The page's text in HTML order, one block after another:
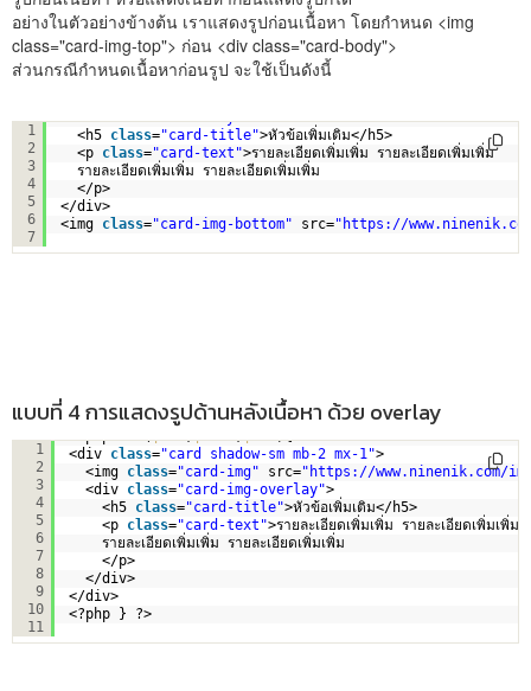
อย่างในตัวอย่างข้างต้น เราแสดงรูปก่อนเนื้อหา โดยกำหนด <img
class="card-img-top"> ก่อน <div class="card-body">
ส่วนกรณีกำหนดเนื้อหาก่อนรูป จะใช้เป็นดังนี้
1
2
3
4
5
6
7
<h5 class="card-title">หัวข้อเพิ่มเติม</h5>
<p class="card-text">รายละเอียดเพิ่มเพิ่ม รายละเอียดเพิ่มเพิ่ม
รายละเอียดเพิ่มเพิ่ม รายละเอียดเพิ่มเพิ่ม
</p>
</div>
<img class="card-img-bottom" src=" https://
แบบที่ 4 การแสดงรูปด้านหลังเนื้อหา ด้วย overlay
1
2
3
4
5
6
7
8
9
10
11
<div class="card shadow-sm mb-2 mx-1">
<img class="card-img" src=" https://www.ninenik.com/
<div class="card-img-overlay">
<h5 class="card-title">หัวข้อเพิ่มเติม</h5>
<p class="card-text">รายละเอียดเพิ่มเพิ่ม รายละเอียดเพิ่มเพิ่ม
รายละเอียดเพิ่มเพิ่ม รายละเอียดเพิ่มเพิ่ม
</p>
</div>
</div>
<?php } ?>